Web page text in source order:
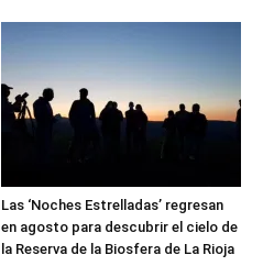
Las ‘Noches Estrelladas’ regresan
en agosto para descubrir el cielo de
la Reserva de la Biosfera de La Rioja